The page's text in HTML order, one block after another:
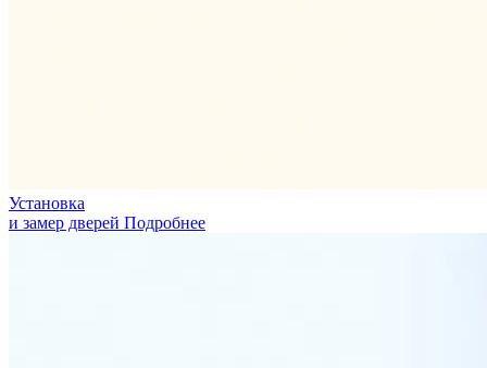
Установка
и замер дверей Подробнее